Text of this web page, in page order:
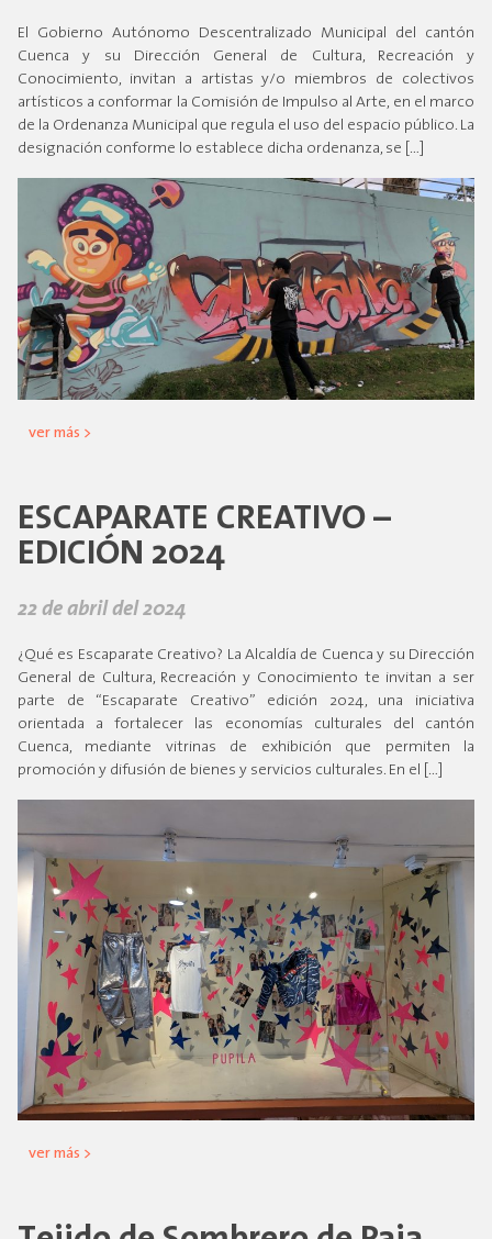
El Gobierno Autónomo Descentralizado Municipal del cantón
Cuenca y su Dirección General de Cultura, Recreación y
Conocimiento, invitan a artistas y/o miembros de colectivos
artísticos a conformar la Comisión de Impulso al Arte, en el marco
de la Ordenanza Municipal que regula el uso del espacio público. La
designación conforme lo establece dicha ordenanza, se […]
ver más >
ESCAPARATE CREATIVO –
EDICIÓN 2024
22 de abril del 2024
¿Qué es Escaparate Creativo? La Alcaldía de Cuenca y su Dirección
General de Cultura, Recreación y Conocimiento te invitan a ser
parte de “Escaparate Creativo” edición 2024, una iniciativa
orientada a fortalecer las economías culturales del cantón
Cuenca, mediante vitrinas de exhibición que permiten la
promoción y difusión de bienes y servicios culturales. En el […]
ver más >